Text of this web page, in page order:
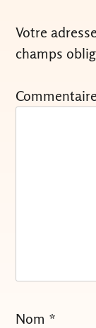
Votre
champs
Commentaire
Nom *